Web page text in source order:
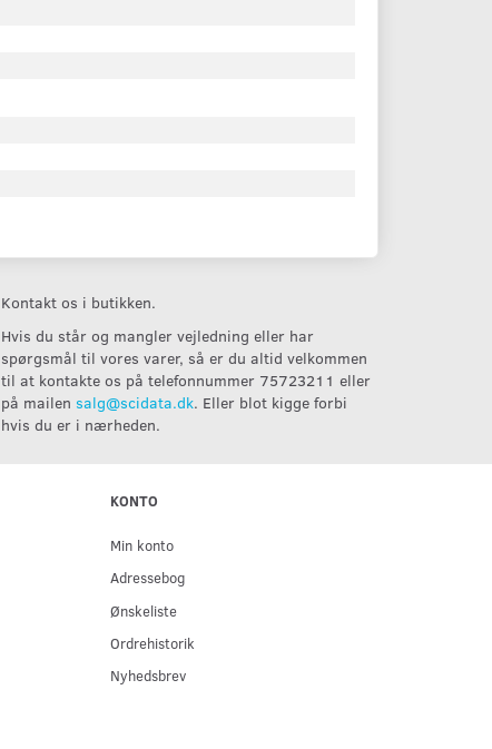
Kontakt os i butikken.
Hvis du står og mangler vejledning eller har
spørgsmål til vores varer, så er du altid velkommen
til at kontakte os på telefonnummer 75723211 eller
på mailen salg@scidata.dk. Eller blot kigge forbi
hvis du er i nærheden.
KONTO
Min konto
Adressebog
Ønskeliste
Ordrehistorik
Nyhedsbrev